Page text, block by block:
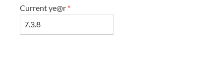
Current ye@r *